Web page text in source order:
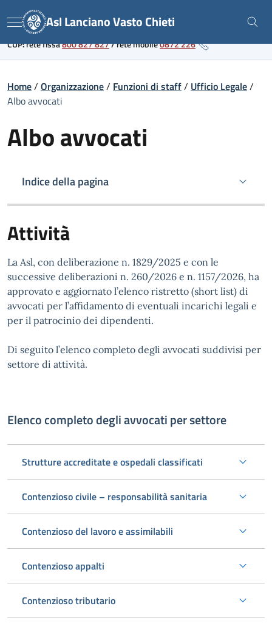
to
content
Link al portale sanitario regionale
Menu Asl Lanciano Vasto Chieti
CUP: rete fissa800 827 827/rete mobile0872 226
Home/ Organizzazione/ Funzioni di staff/ Ufficio Legale/
Albo avvocati
Albo avvocati
Indice della pagina
Attività
La Asl, con deliberazione n. 1829/2025 e con le
successive deliberazioni n. 260/2026 e n. 1157/2026, ha
approvato e aggiornato l’elenco ristretto (short list) di
avvocati per l’affidamento di eventuali incarichi legali e
per il patrocinio dei dipendenti.
Di seguito l’elenco completo degli avvocati suddivisi per
settore di attività.
Elenco completo degli avvocati per settore
Strutture accreditate e ospedali classificati
Contenzioso civile – responsabilità sanitaria
Contenzioso del lavoro e assimilabili
Contenzioso appalti
Contenzioso tributario